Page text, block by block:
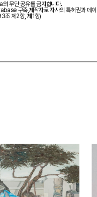
무단 공유를 금지합니다.
구축,제작자로 자사의 특허권과 데
조 제2항, 제1항)